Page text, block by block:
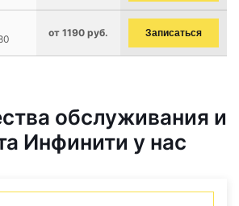
от 1190 руб. Записаться
обслуживания и
Инфинити у нас